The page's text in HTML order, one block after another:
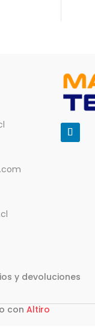
y devoluciones
con Altiro